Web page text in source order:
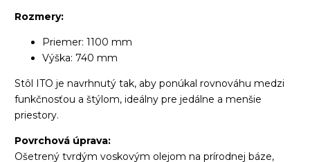
Rozmery:
Priemer: 1100 mm
Výška: 740 mm
Stôl ITO je navrhnutý tak, aby ponúkal rovnováhu medzi
funkčnosťou a štýlom, ideálny pre jedálne a menšie
priestory.
Povrchová úprava:
Ošetrený tvrdým voskovým olejom na prírodnej báze,